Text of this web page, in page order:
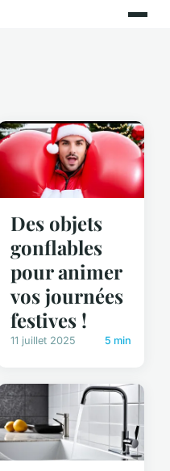
Des objets
gonflables
pour animer
vos journées
festives !
11 juillet 2025 5 min